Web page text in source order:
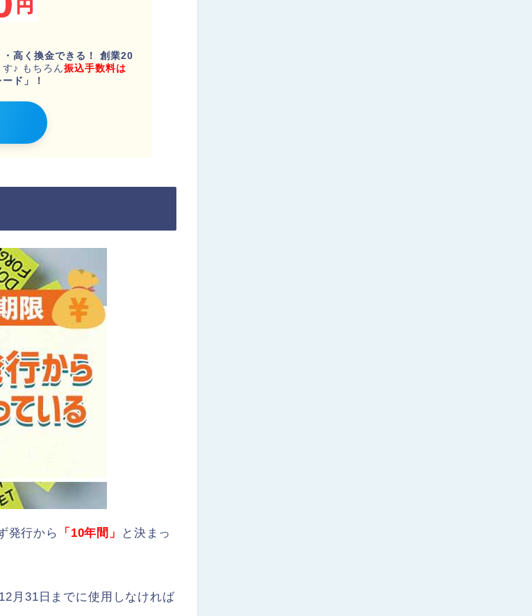
高く換金できる！
創業20
♪ もちろん振込手数料は
ード」！
発行から 「10年間」
と決まっ
月31日までに使用しなければ